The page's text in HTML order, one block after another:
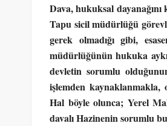
Dava, hukuksal
Tapu sicil müdürlüğü
gerek olmadığı gibi,
müdürlüğünün hukuka
devletin sorumlu
işlemden kaynaklanmakla,
Hal böyle olunca; Yerel
davalı Hazinenin sorumlu